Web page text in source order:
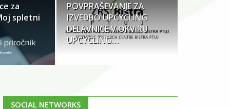
za
spletni
POVPRAŠEVANJE ZA
IZVEDBO UPCYCLING
DELAVNICE V OKVIRU
UPCYCLING…
SOCIAL NETWORKS